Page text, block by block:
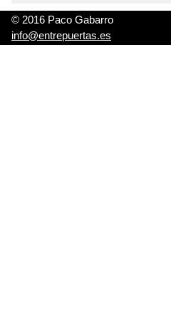
© 2016 Paco Gabarro
info@entrepuertas.es